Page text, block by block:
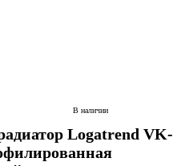
В наличии
Logatrend VK-